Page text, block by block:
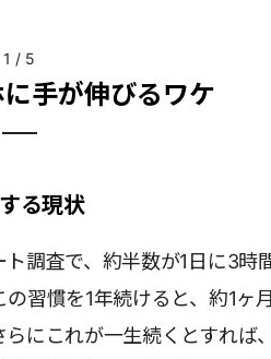
1 / 5
手が伸びるワケ
る現状
調査で、約半数が1日に3時
習慣を1年続けると、約1ヶ
にこれが一生続くとすれば